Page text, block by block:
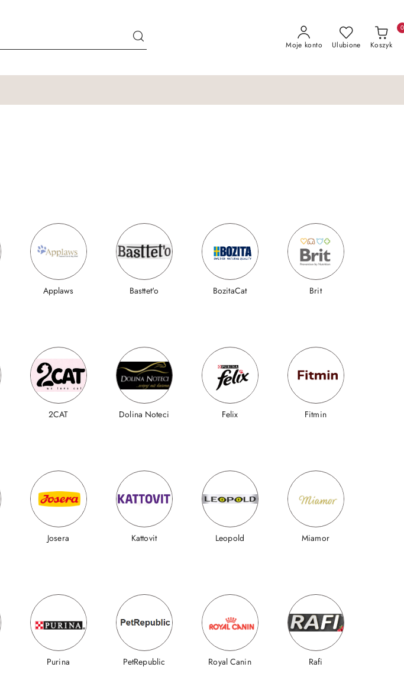
Moje konto Ulubione Koszyk
0
Applaws Basttet'o BozitaCat Brit
2CAT Dolina Noteci Felix Fitmin
Josera Kattovit Leopold Miamor
Purina PetRepublic Royal Canin Rafi